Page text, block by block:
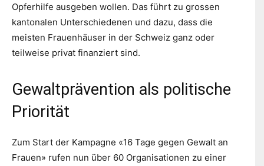
Opferhilfe ausgeben wollen. Das führt zu grossen
kantonalen Unterschiedenen und dazu, dass die
meisten Frauenhäuser in der Schweiz ganz oder
teilweise privat finanziert sind.
Gewaltprävention als politische
Priorität
Zum Start der Kampagne «16 Tage gegen Gewalt an
Frauen» rufen nun über 60 Organisationen zu einer